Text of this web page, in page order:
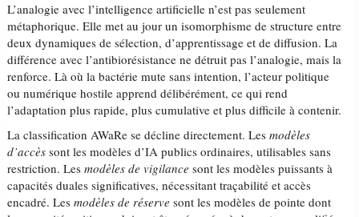
L’analogie avec l’intelligence artificielle n’est pas seulement
métaphorique. Elle met au jour un isomorphisme de structure entre
deux dynamiques de sélection, d’apprentissage et de diffusion. La
différence avec l’antibiorésistance ne détruit pas l’analogie, mais la
renforce. Là où la bactérie mute sans intention, l’acteur politique
ou numérique hostile apprend délibérément, ce qui rend
l’adaptation plus rapide, plus cumulative et plus difficile à contenir.
La classification AWaRe se décline directement. Lesmodèles
d’accès sont les modèles d’IA publics ordinaires, utilisables sans
restriction. Lesmodèles de vigilance sont les modèles puissants à
capacités duales significatives, nécessitant traçabilité et accès
encadré. Lesmodèles de réserve sont les modèles de pointe dont